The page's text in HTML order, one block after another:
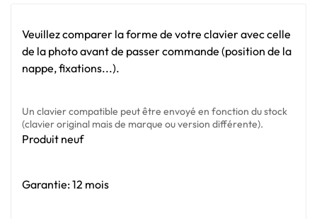
Veuillez comparer la forme de votre clavier avec celle
de la photo avant de passer commande (position de la
nappe, fixations...).
Un clavier compatible peut être envoyé en fonction du stock
(clavier original mais de marque ou version différente).
Produit neuf
Garantie: 12 mois